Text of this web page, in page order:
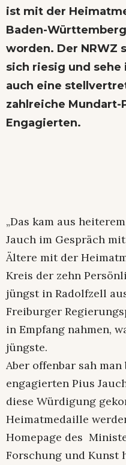
ist mit der
Baden-
worden. Der NRWZ
sich riesig und sehe
auch eine
zahlreiche
Engagierten.
„Das kam aus
Jauch im Gespräch
Ältere mit der
Kreis der zehn
jüngst in Radolfzell
Freiburger
in Empfang nahmen,
jüngste.
Aber offenbar sah
engagierten Pius
diese Würdigung
Heimatmedaille
Homepage des
Forschung und Kunst